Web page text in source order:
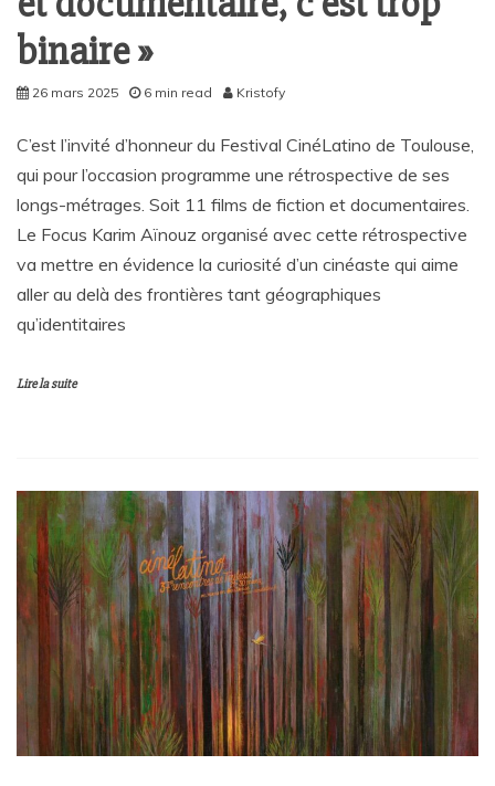
binaire »
26 mars 2025 6 min read Kristofy
C’est l’invité d’honneur du Festival CinéLatino de Toulouse,
qui pour l’occasion programme une rétrospective de ses
longs-métrages. Soit 11 films de fiction et documentaires.
Le Focus Karim Aïnouz organisé avec cette rétrospective
va mettre en évidence la curiosité d’un cinéaste qui aime
aller au delà des frontières tant géographiques
qu’identitaires
Lire la suite